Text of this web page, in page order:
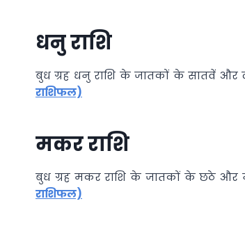
धनु राशि
बुध ग्रह धनु राशि के जातकों के सातवें और
राशिफल)
मकर राशि
बुध ग्रह मकर राशि के जातकों के छठे और
राशिफल)